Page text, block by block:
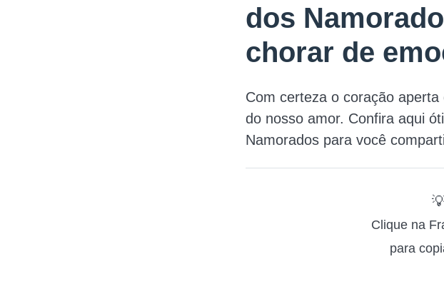
dos
chorar de
Com certeza o coração
do nosso amor. Confira aqui
Namorados para você
Clique na
para